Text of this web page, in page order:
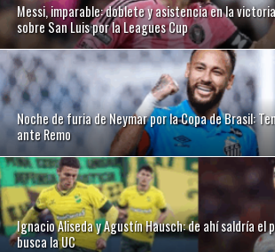
Messi, imparable: doblete y asistencia en la
sobre San Luis por la Leagues Cup
Noche de furia de Neymar por la Copa de Brasil:
ante Remo
Ignacio Aliseda y Agustín Hausch: de ahí saldría el
busca la UC